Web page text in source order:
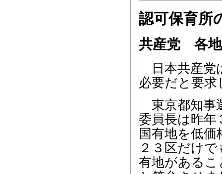
認可保育所
共産党 各
日本共産党
必要だと要
東京都知事
委員長は昨年
国有地を低
２３区だけ
有地があるこ